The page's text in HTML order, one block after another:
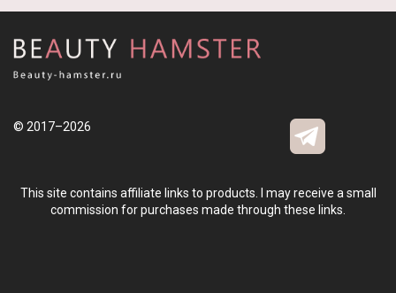
© 2017–2026
This site contains affiliate links to products. I may receive a small
commission for purchases made through these links.